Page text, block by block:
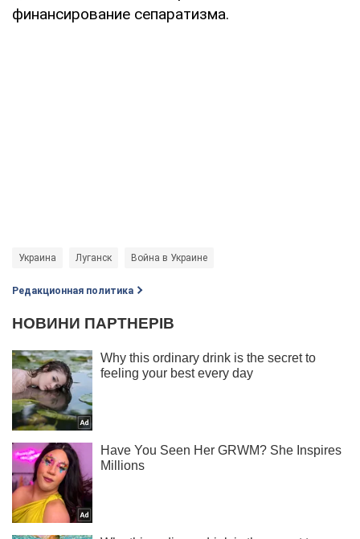
финансирование сепаратизма.
Украина Луганск Война в Украине
Редакционная политика